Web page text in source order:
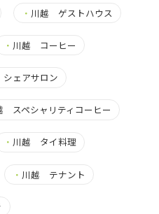
・ 川越 ゲストハウス
・ 川越 コーヒー
ェアサロン
スペシャリティコーヒー
・ 川越 タイ料理
・ 川越 テナント